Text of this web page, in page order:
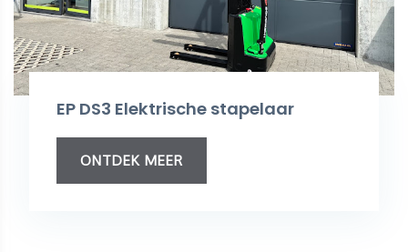
EP DS3 Elektrische stapelaar
ONTDEK MEER